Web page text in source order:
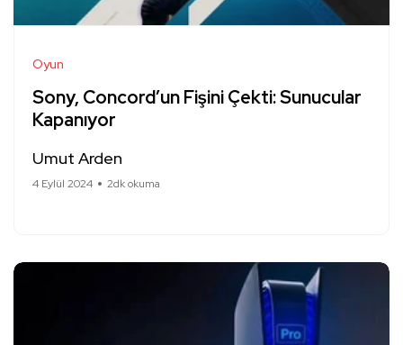
Oyun
Sony, Concord’un Fişini Çekti: Sunucular
Kapanıyor
Umut Arden
4 Eylül 2024 2dk okuma